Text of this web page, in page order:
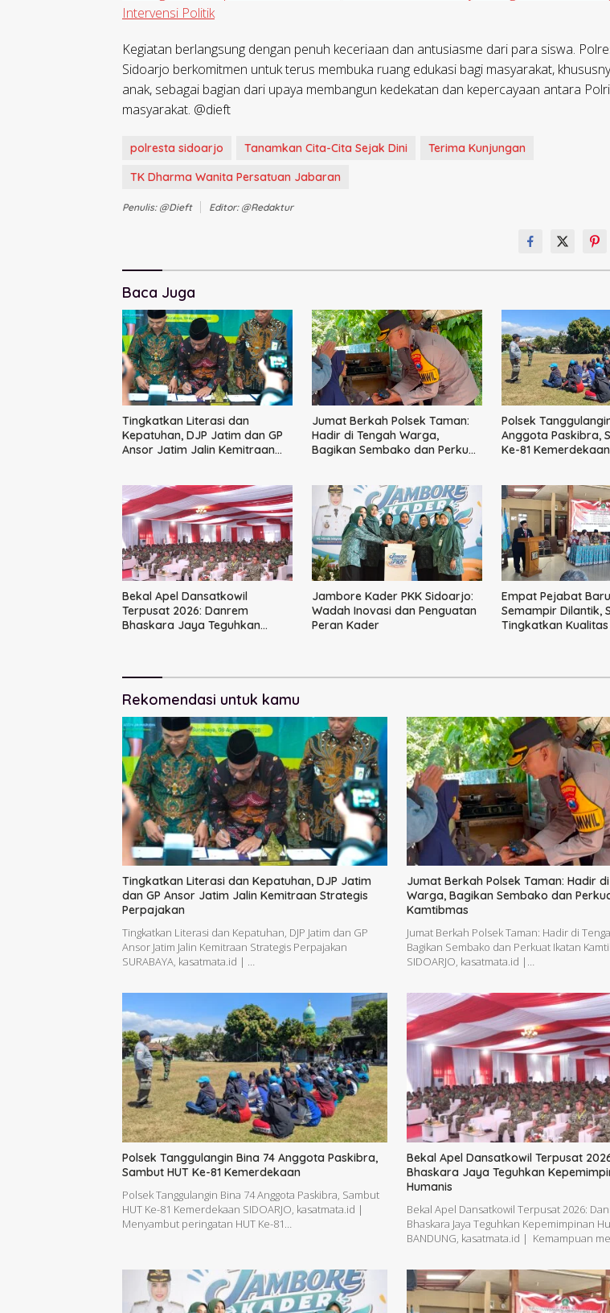
Intervensi Politik
Kegiatan berlangsung dengan penuh keceriaan dan antusiasme dari para siswa.
Sidoarjo berkomitmen untuk terus membuka ruang edukasi bagi masyarakat,
anak, sebagai bagian dari upaya membangun kedekatan dan kepercayaan antara
masyarakat. @dieft
polresta sidoarjo Tanamkan Cita-Cita Sejak Dini
Terima Kunjungan
TK Dharma Wanita Persatuan Jabaran
Penulis: @dieft Editor: @redaktur
Baca Juga
Tingkatkan Literasi dan
Kepatuhan, DJP Jatim dan GP
Ansor Jatim Jalin Kemitraan
Jumat Berkah Polsek Taman:
Hadir di Tengah Warga,
Bagikan Sembako dan Perkuat
Polsek
Anggota Paskibra,
Ke-81 Kemerdekaan
Bekal Apel Dansatkowil
Terpusat 2026: Danrem
Bhaskara Jaya Teguhkan
Jambore Kader PKK Sidoarjo:
Wadah Inovasi dan Penguatan
Peran Kader
Empat Pejabat
Semampir Dilantik,
Tingkatkan
Rekomendasi untuk kamu
Tingkatkan Literasi dan Kepatuhan, DJP Jatim
dan GP Ansor Jatim Jalin Kemitraan Strategis
Perpajakan
Tingkatkan Literasi dan Kepatuhan, DJP Jatim dan GP
Ansor Jatim Jalin Kemitraan Strategis Perpajakan
SURABAYA, kasatmata.id | …
Jumat Berkah Polsek Taman: Hadir
Warga, Bagikan Sembako dan
Kamtibmas
Jumat Berkah Polsek Taman: Hadir di
Bagikan Sembako dan Perkuat Ikatan
SIDOARJO, kasatmata.id |…
Polsek Tanggulangin Bina 74 Anggota Paskibra,
Sambut HUT Ke-81 Kemerdekaan
Polsek Tanggulangin Bina 74 Anggota Paskibra, Sambut
HUT Ke-81 Kemerdekaan SIDOARJO, kasatmata.id |
Menyambut peringatan HUT Ke-81…
Bekal Apel Dansatkowil Terpusat
Bhaskara Jaya Teguhkan
Humanis
Bekal Apel Dansatkowil Terpusat 2026:
Bhaskara Jaya Teguhkan Kepemimpinan
BANDUNG, kasatmata.id | Kemampuan